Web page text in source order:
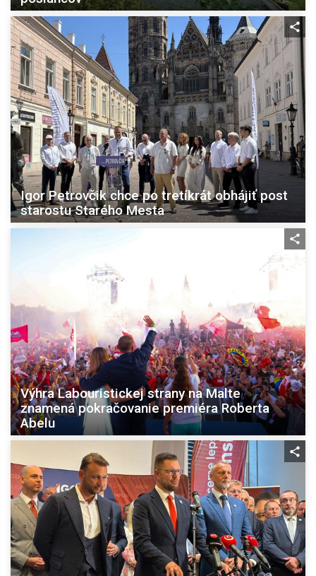
Igor Petrovčik chce po tretíkrát obhájiť post
starostu Starého Mesta
Výhra Labouristickej strany na Malte
znamená pokračovanie premiéra Roberta
Abelu